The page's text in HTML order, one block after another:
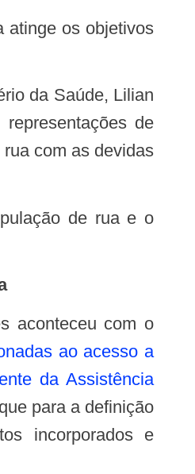
de
com as devidas
aconteceu com o
ao acesso a
da Assistência
para a definição
incorporados e